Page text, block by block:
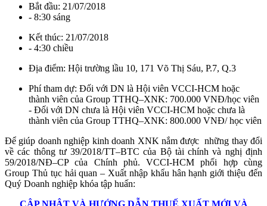
Bắt đầu: 21/07/2018
- 8:30 sáng
Kết thúc: 21/07/2018
- 4:30 chiều
Địa điểm: Hội trường lầu 10, 171 Võ Thị Sáu, P.7, Q.3
Phí tham dự: Đối với DN là Hội viên VCCI-HCM hoặc
thành viên của Group TTHQ–XNK: 700.000 VNĐ/học viên
- Đối với DN chưa là Hội viên VCCI-HCM hoặc chưa là
thành viên của Group TTHQ–XNK: 800.000 VNĐ/ học viên
Để giúp doanh nghiệp kinh doanh XNK nắm được những thay đổi
về các thông tư 39/2018/TT–BTC của Bộ tài chính và nghị định
59/2018/NĐ–CP của Chính phủ. VCCI-HCM phối hợp cùng
Group Thủ tục hải quan – Xuất nhập khẩu hân hạnh giới thiệu đến
Quý Doanh nghiệp khóa tập huấn:
CẬP NHẬT VÀ HƯỚNG DẪN THUẾ XUẤT MỚI VÀ